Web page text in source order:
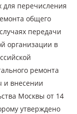
для перечисления
общего
передачи
организации в
ремонта
и внесении
Москвы от 14
утверждено